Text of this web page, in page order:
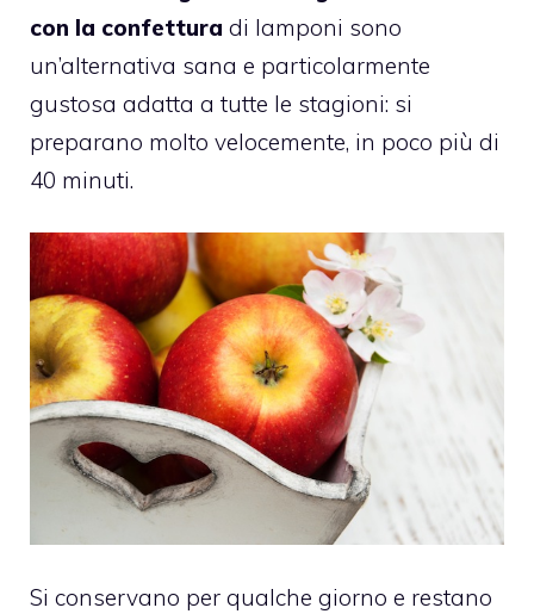
con la confettura di lamponi sono
un’alternativa sana e particolarmente
gustosa adatta a tutte le stagioni: si
preparano molto velocemente, in poco più di
40 minuti.
Si conservano per qualche giorno e restano